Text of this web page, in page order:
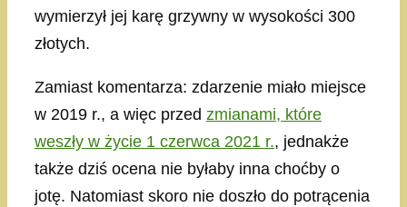
wymierzył jej karę grzywny w wysokości 300
złotych.
Zamiast komentarza: zdarzenie miało miejsce
w 2019 r., a więc przed zmianami, które
weszły w życie 1 czerwca 2021 r., jednakże
także dziś ocena nie byłaby inna choćby o
jotę. Natomiast skoro nie doszło do potrącenia